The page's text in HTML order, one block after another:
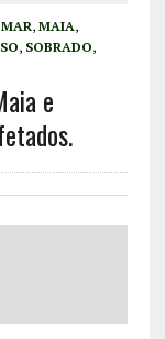
, MAIA,
, SOBRADO,
e